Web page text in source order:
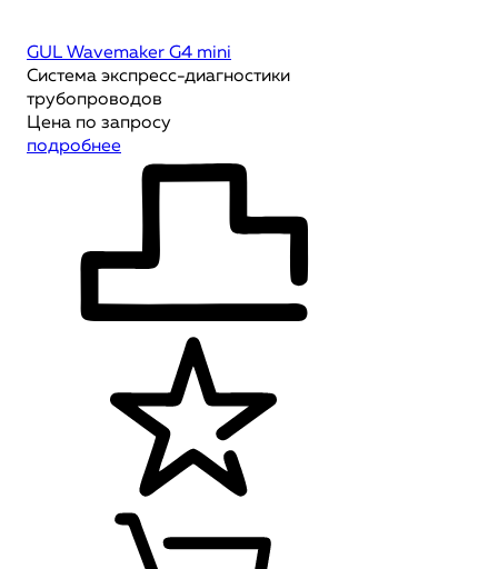
GUL Wavemaker G4 mini
Система экспресс-диагностики
трубопроводов
Цена по запросу
подробнее